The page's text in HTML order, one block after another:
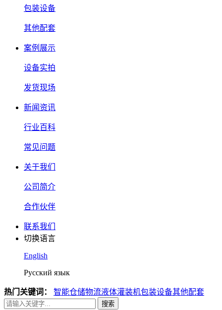
包装设备
其他配套
案例展示
设备实拍
发货现场
新闻资讯
行业百科
常见问题
关于我们
公司简介
合作伙伴
联系我们
切换语言
English
Русский язык
热门关键词： 智能仓储物流液体灌装机包装设备其他配套
搜索